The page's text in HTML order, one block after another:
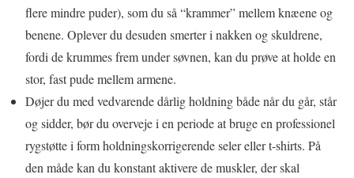
flere mindre puder), som du så “krammer” mellem knæene og
benene. Oplever du desuden smerter i nakken og skuldrene,
fordi de krummes frem under søvnen, kan du prøve at holde en
stor, fast pude mellem armene.
Døjer du med vedvarende dårlig holdning både når du går, står
og sidder, bør du overveje i en periode at bruge en professionel
rygstøtte i form holdningskorrigerende seler eller t-shirts. På
den måde kan du konstant aktivere de muskler, der skal